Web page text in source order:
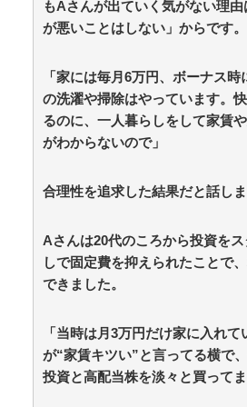
られる！ / anaguro - 総合 NEW!
【悲報】消費税減税に反対して
海外「日本人はなんて気高いん
した極限の中の日本人の姿に世界
NEW!
(8/10 02:00)
インドネシア、”ドラえもん”が
MAP(総合) NEW! (8/10 01:55)
も…日本で性教育が一向に進まな
摘 / 5chまとめMAP(総合) NEW! (8/
期3人にソロパートなし / 5chまと
(8/10 01:29)
【マジかよ】外国人「なぜ日本
だ」→現役大家の実録に反論でき
眼瞼下垂の手術した私に「整形
とイジり倒す同僚女、不安な時に
真剣に拒絶しても「ムキになって
気と手術を娯楽にすんなよ！！ /
もAさんが出ていく気がない理
が悪いことはしない」からです。
「家には毎月6万円、ボーナス
の洗濯や掃除はやっています。
るのに、一人暮らしをして家賃
がわからないので」
合理性を追求した結果だと話しま
Aさんは20代のころから投資を
しで固定費を抑えられたことで
できました。
「当時は月3万円だけ家に入れ
が“家賃キツい”と言ってる横で
投資と高配当株を淡々と買ってま